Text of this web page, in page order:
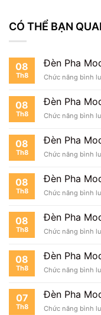
CÓ THỂ BẠN
08
Th8
Đèn Pha
Chức năng bình
08
Th8
Đèn Pha
Chức năng bình
08
Th8
Đèn Pha
Chức năng bình
08
Th8
Đèn Pha
Chức năng bình
08
Th8
Đèn Pha
Chức năng bình
08
Th8
Đèn Pha
Chức năng bình
07
Th8
Đèn Pha
Chức năng bình